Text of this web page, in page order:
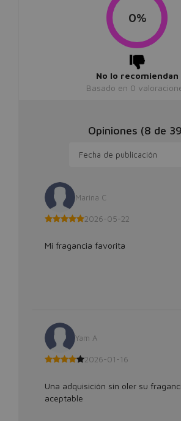
0%
No lo recomiendan
Basado en 0
Opiniones (8 de 39
Marina C
2026-05-22
Mi fragancia favorita
Yam A
2026-01-16
Una adquisición sin oler su
aceptable